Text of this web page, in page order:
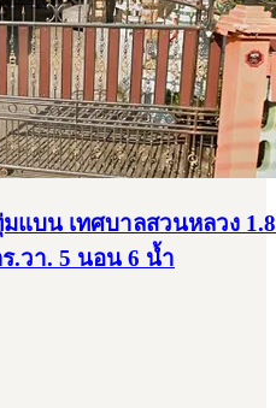
แบน เทศบาลสวนหลวง
.วา. 5 นอน 6 น้ำ